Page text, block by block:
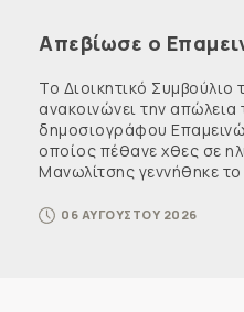
Απεβίωσε ο
Το Διοικητικό
ανακοινώνει την
δημοσιογράφου
οποίος πέθανε χθες σε
Μανωλίτσης γεννήθηκε το
06 ΑΥΓΟΥΣΤΟΥ 2026